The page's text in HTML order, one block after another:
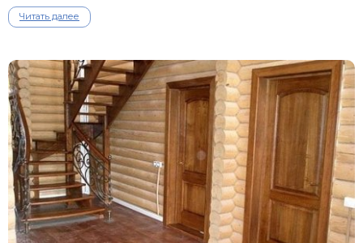
Читать далее